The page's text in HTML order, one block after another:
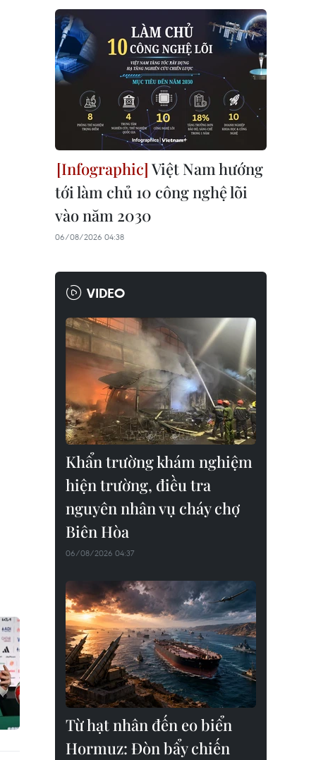
Việt Nam hướng
tới làm chủ 10 công nghệ lõi
vào năm 2030
06/08/2026 04:38
VIDEO
Khẩn trường khám nghiệm
hiện trường, điều tra
nguyên nhân vụ cháy chợ
Biên Hòa
06/08/2026 04:37
Từ hạt nhân đến eo biển
Hormuz: Đòn bẩy chiến